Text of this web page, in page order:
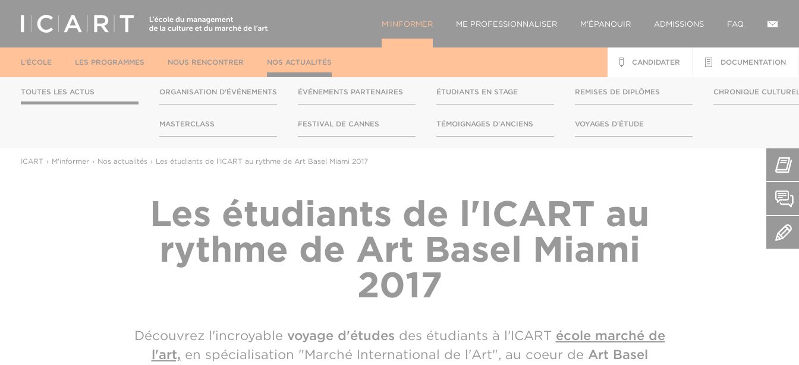
M'INFORMER ME PROFESSIONNALISER M'ÉPANOUIR ADMISSIONS FAQ
L'ÉCOLE LES PROGRAMMES NOUS RENCONTRER NOS ACTUALITÉS DOCUMENTATION
CANDIDATER
TOUTES LES ACTUS ORGANISATION D'ÉVÉNEMENTS
MASTERCLASS
ÉVÉNEMENTS PARTENAIRES
FESTIVAL DE CANNES
ÉTUDIANTS EN STAGE
TÉMOIGNAGES D'ANCIENS
REMISES DE DIPLÔMES
VOYAGES D'ÉTUDE
CHRONIQUE
ICART M'informer Nos actualités Les étudiants de l'ICART au rythme de Art Basel Miami 2017
Les étudiants de l'ICART au
rythme de Art Basel Miami
2017
Découvrez l'incroyable voyage d'études des étudiants à l'ICART école marché de
l'art, en spécialisation "Marché International de l'Art", au coeur de Art Basel